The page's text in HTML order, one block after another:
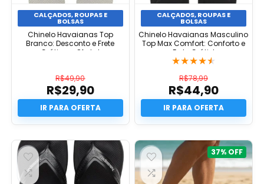
CALÇADOS, ROUPAS E
BOLSAS
Chinelo Havaianas Top
Branco: Desconto e Frete
Grátis na Oferta!
R$49,90
O
preço
original
era:
R$29,90
O
preço
atual
R$29,90.
CALÇADOS, ROUPAS E
BOLSAS
Chinelo Havaianas Masculino
Top Max Comfort: Conforto e
Frete Grátis!
★★★★★
R$78,99
O
preço
original
era:
R$44,90
O
preço
atual
R$44,90.
37%